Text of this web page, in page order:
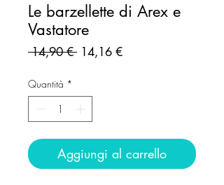
Le barzellette di Arex e
Vastatore
14,90 € Prezzo
14,16 €Prezzo
Quantità *
Aggiungi al carrello